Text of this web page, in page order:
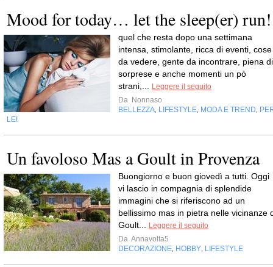
Mood for today… let the sleep(er) run!
quel che resta dopo una settimana
intensa, stimolante, ricca di eventi, cose
da vedere, gente da incontrare, piena di
sorprese e anche momenti un pò
strani,...
Leggere il seguito
Da Nonnaso
BELLEZZA LIFESTYLE MODA E TREND
LEI
Un favoloso Mas a Goult in Provenza
Buongiorno e buon giovedì a tutti. Oggi
vi lascio in compagnia di splendide
immagini che si riferiscono ad un
bellissimo mas in pietra nelle vicinanze
Goult...
Leggere il seguito
Da Annavolta5
DECORAZIONE HOBBY LIFESTYLE